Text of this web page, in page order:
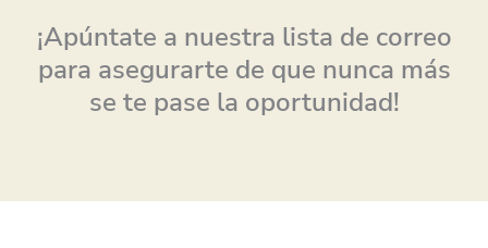
¡Apúntate a nuestra lista de correo
para asegurarte de que nunca más
se te pase la oportunidad!